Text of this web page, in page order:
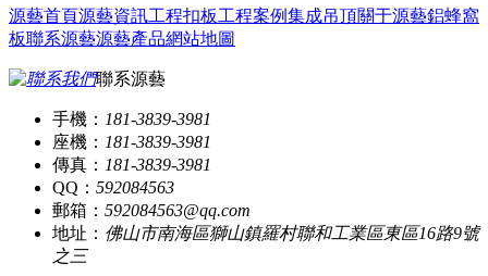
源藝首頁源藝資訊工程扣板工程案例集成吊頂關于源藝鋁蜂窩
板聯系源藝源藝產品網站地圖
聯系源藝
手機： 181-3839-3981
座機： 181-3839-3981
傳真： 181-3839-3981
QQ： 592084563
郵箱： 592084563@qq.com
地址： 佛山市南海區獅山鎮羅村聯和工業區東區16路9號
之三